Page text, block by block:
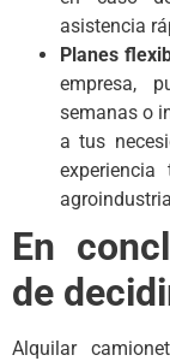
asistencia
Planes
empresa,
semanas o
a tus
En
de
Alquilar